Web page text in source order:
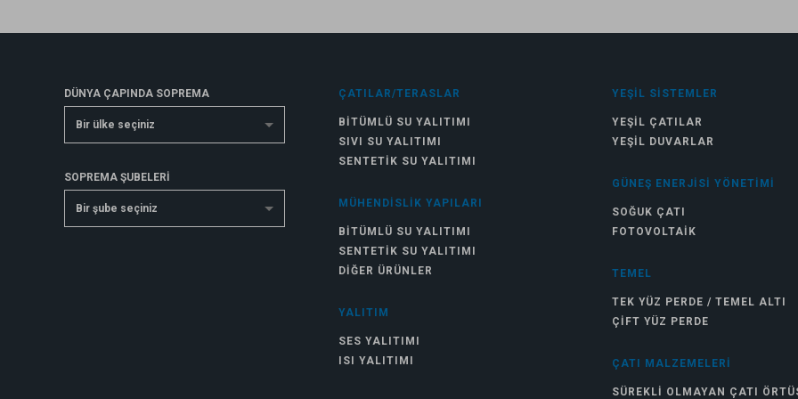
DÜNYA ÇAPINDA SOPREMA
Bir ülke seçiniz
SOPREMA ŞUBELERİ
Bir şube seçiniz
ÇATILAR/TERASLAR
BITÜMLÜ SU YALITIMI
SIVI SU YALITIMI
SENTETIK SU YALITIMI
MÜHENDISLIK YAPILARI
BITÜMLÜ SU YALITIMI
SENTETIK SU YALITIMI
DIĞER ÜRÜNLER
YALITIM
SES YALITIMI
ISI YALITIMI
YEŞIL SISTEMLER
YEŞIL ÇATILAR
YEŞIL DUVARLAR
GÜNEŞ ENERJISI YÖNETIMI
SOĞUK ÇATI
FOTOVOLTAIK
TEMEL
TEK YÜZ PERDE / TEMEL ALTI
ÇIFT YÜZ PERDE
ÇATI MALZEMELERI
SÜREKLI OLMAYAN ÇATI